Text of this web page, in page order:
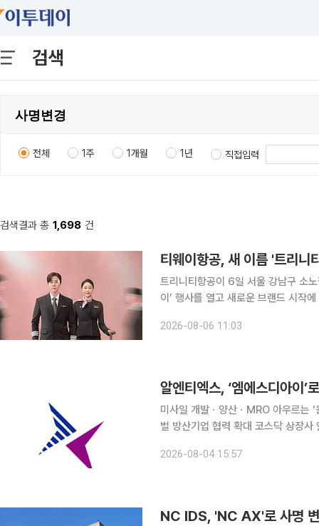
검색
전체 1주 1개월 1년 직접입력
검색결과 총 1,698 건
티웨이항공, 새 이름 '트리
트리니티항공이 6일 서울 강남구 소
이’ 행사를 열고 새로운 브랜드 시
정체성과 향후 서비스혁신 방향을 대
2026-08-06 11:03
알엔티엑스, ‘엠에스디아이
미사일 개발ㆍ양산ㆍMRO 아우르는
벌 방산기업 협력 확대 코스닥 상장사 알엔티엑스가 사명을 ‘엠에스디아이(MSDI)’로 변경하고 미사
해 사명 변경 안건을 의결했다고 4일
2026-08-04 15:57
NC IDS, 'NC AX'로 사명